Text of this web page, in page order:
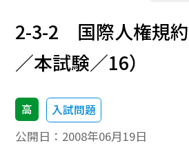
2-3-2 国際人権規
／本試験／16）
高 入試問題
公開日： 2008年06月19日